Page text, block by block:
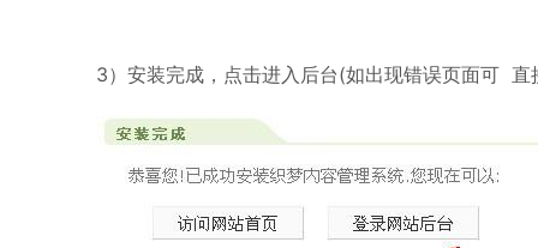
3）安装完成，点击进入后台(如出现错误页面可